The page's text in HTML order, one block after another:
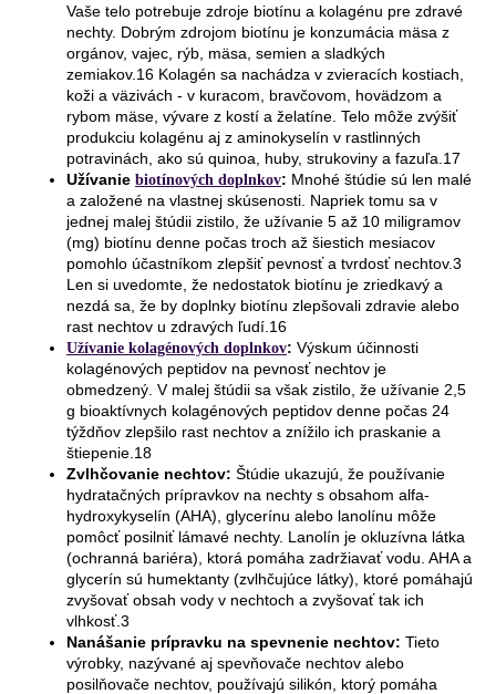
Vaše telo potrebuje zdroje biotínu a kolagénu pre zdravé
nechty. Dobrým zdrojom biotínu je konzumácia mäsa z
orgánov, vajec, rýb, mäsa, semien a sladkých
zemiakov.16 Kolagén sa nachádza v zvieracích kostiach,
koži a väzivách - v kuracom, bravčovom, hovädzom a
rybom mäse, vývare z kostí a želatíne. Telo môže zvýšiť
produkciu kolagénu aj z aminokyselín v rastlinných
potravinách, ako sú quinoa, huby, strukoviny a fazuľa.17
Užívanie biotínových doplnkov: Mnohé štúdie sú len malé
a založené na vlastnej skúsenosti. Napriek tomu sa v
jednej malej štúdii zistilo, že užívanie 5 až 10 miligramov
(mg) biotínu denne počas troch až šiestich mesiacov
pomohlo účastníkom zlepšiť pevnosť a tvrdosť nechtov.3
Len si uvedomte, že nedostatok biotínu je zriedkavý a
nezdá sa, že by doplnky biotínu zlepšovali zdravie alebo
rast nechtov u zdravých ľudí.16
Užívanie kolagénových doplnkov: Výskum účinnosti
kolagénových peptidov na pevnosť nechtov je
obmedzený. V malej štúdii sa však zistilo, že užívanie 2,5
g bioaktívnych kolagénových peptidov denne počas 24
týždňov zlepšilo rast nechtov a znížilo ich praskanie a
štiepenie.18
Zvlhčovanie nechtov: Štúdie ukazujú, že používanie
hydratačných prípravkov na nechty s obsahom alfa-
hydroxykyselín (AHA), glycerínu alebo lanolínu môže
pomôcť posilniť lámavé nechty. Lanolín je okluzívna látka
(ochranná bariéra), ktorá pomáha zadržiavať vodu. AHA a
glycerín sú humektanty (zvlhčujúce látky), ktoré pomáhajú
zvyšovať obsah vody v nechtoch a zvyšovať tak ich
vlhkosť.3
Nanášanie prípravku na spevnenie nechtov: Tieto
výrobky, nazývané aj spevňovače nechtov alebo
posilňovače nechtov, používajú silikón, ktorý pomáha